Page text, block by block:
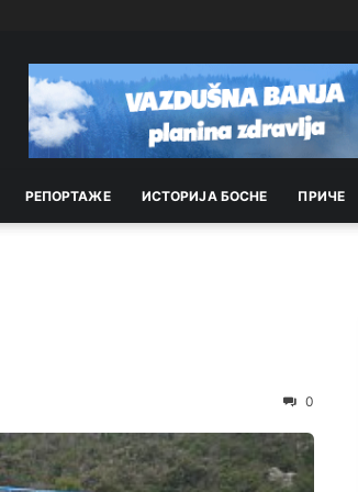
РEПОРТАЖE ИСТОРИЈА БОСНЕ ПРИЧЕ
0